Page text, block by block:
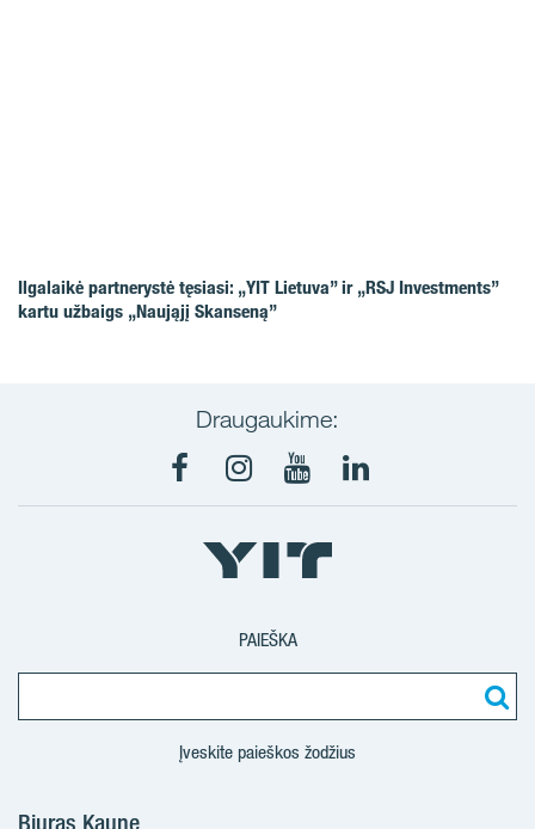
Ilgalaikė partnerystė tęsiasi: „YIT Lietuva” ir „RSJ Investments”
kartu užbaigs „Naująjį Skanseną”
Draugaukime:
FacebookInstagram
YoutubeLinkedIn
PAIEŠKA
Įveskite paieškos žodžius
Biuras Kaune